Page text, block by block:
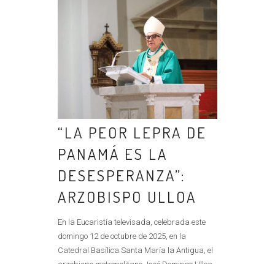
“LA PEOR LEPRA DE
PANAMÁ ES LA
DESESPERANZA”:
ARZOBISPO ULLOA
En la Eucaristía televisada, celebrada este
domingo 12 de octubre de 2025, en la
Catedral Basílica Santa María la Antigua, el